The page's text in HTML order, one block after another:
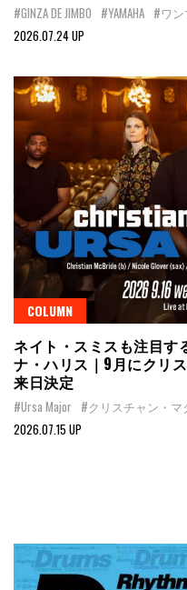
#GINZA DE JIMBO #YAMAHA #ワ
2026.07.24 UP
COLUMN
ネイト・スミスも注目す
ナ・ハリス｜9月にクリ
来日決定
#Ursa Major #クリスチャン・マ
2026.07.15 UP